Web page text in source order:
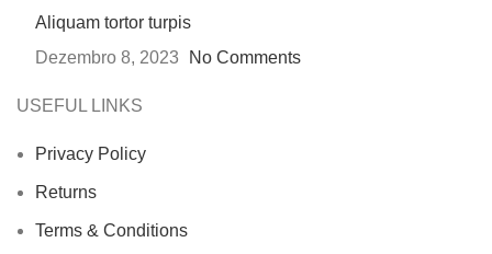
Aliquam tortor turpis
Dezembro 8, 2023
No Comments
USEFUL LINKS
Privacy Policy
Returns
Terms & Conditions